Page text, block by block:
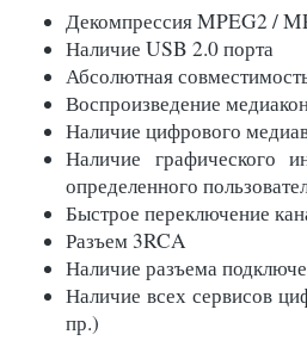
Декомпрессия MPEG2 /
Наличие USB 2.0 порта
Абсолютная
Воспроизведение
Наличие цифрового
Наличие графического
определенного
Быстрое переключение
Разъем 3RCA
Наличие разъема
Наличие всех сервисов
пр.)